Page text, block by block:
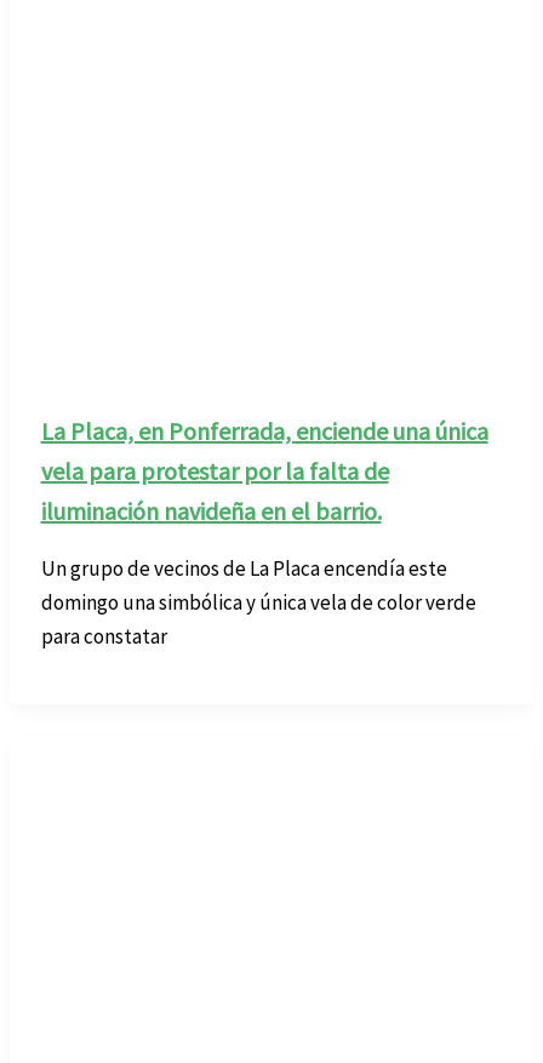
La Placa, en Ponferrada, enciende una única
vela para protestar por la falta de
iluminación navideña en el barrio.
Un grupo de vecinos de La Placa encendía este
domingo una simbólica y única vela de color verde
para constatar